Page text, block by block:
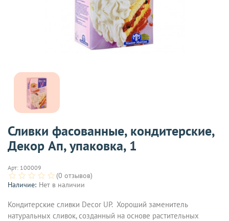
Сливки фасованные, кондитерские,
Декор Ап, упаковка, 1
Арт: 100009
(0 отзывов)
Наличие: Нет в наличии
Кондитерские сливки Decor UP. Хороший заменитель
натуральных сливок, созданный на основе растительных